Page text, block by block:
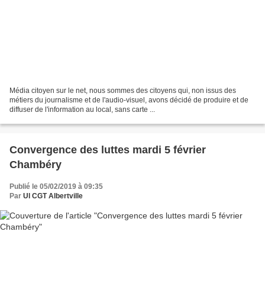
Média citoyen sur le net, nous sommes des citoyens qui, non issus des
métiers du journalisme et de l'audio-visuel, avons décidé de produire et de
diffuser de l'information au local, sans carte ...
Convergence des luttes mardi 5 février
Chambéry
Publié le 05/02/2019 à 09:35
Par Ul CGT Albertville